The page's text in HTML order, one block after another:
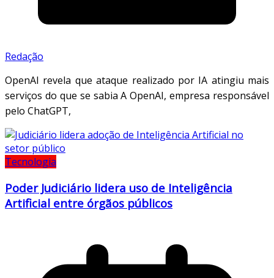
Redação
OpenAI revela que ataque realizado por IA atingiu mais
serviços do que se sabia A OpenAI, empresa responsável
pelo ChatGPT,
Tecnologia
Poder Judiciário lidera uso de Inteligência
Artificial entre órgãos públicos